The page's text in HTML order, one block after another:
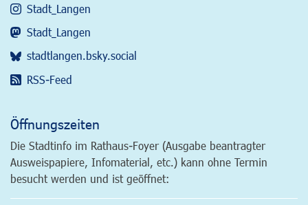
Stadt_Langen
Stadt_Langen
stadtlangen.bsky.social
RSS-Feed
Öffnungszeiten
Die Stadtinfo im Rathaus-Foyer (Ausgabe beantragter
Ausweispapiere, Infomaterial, etc.) kann ohne Termin
besucht werden und ist geöffnet: